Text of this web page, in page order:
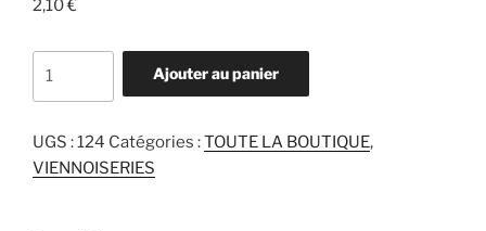
2,10€
NOISETTES
Ajouter au panier
UGS :124 Catégories :TOUTE LA BOUTIQUE,
VIENNOISERIES